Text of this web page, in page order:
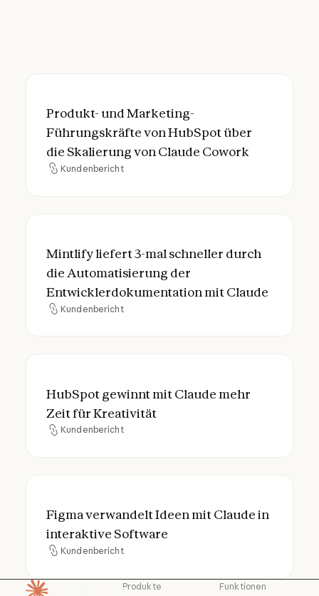
Produkt- und Marketing-Führungskräfte
Produkt- und Marketing-
Führungskräfte von HubSpot über
die Skalierung von Claude Cowork
Kundenbericht
Kundenbericht
Mintlify liefert 3-mal schneller durch die
Mintlify liefert 3-mal schneller durch
die Automatisierung der
Entwicklerdokumentation mit Claude
Kundenbericht
Kundenbericht
HubSpot gewinnt mit Claude mehr Zeit
HubSpot gewinnt mit Claude mehr
Zeit für Kreativität
Kundenbericht
Kundenbericht
Figma verwandelt Ideen mit Claude in
Figma verwandelt Ideen mit Claude in
interaktive Software
Kundenbericht
Kundenbericht
Produkte Funktionen